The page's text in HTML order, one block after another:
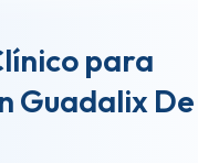
para
Guadalix